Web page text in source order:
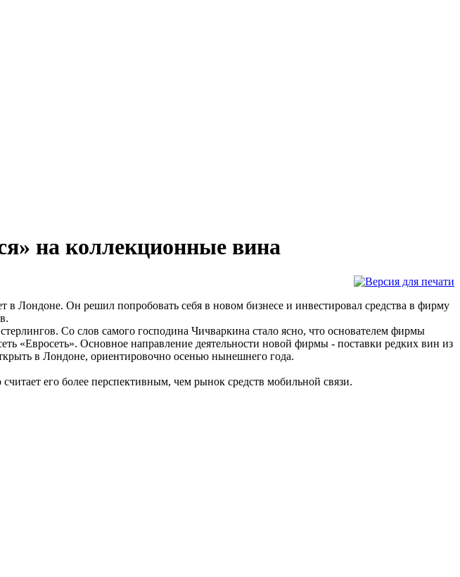
на коллекционные вина
Лондоне. Он решил попробовать себя в новом бизнесе и инвестировал средства в фирму
Со слов самого господина Чичваркина стало ясно, что основателем фирмы
«Евросеть». Основное направление деятельности новой фирмы - поставки редких вин из
в Лондоне, ориентировочно осенью нынешнего года.
его более перспективным, чем рынок средств мобильной связи.